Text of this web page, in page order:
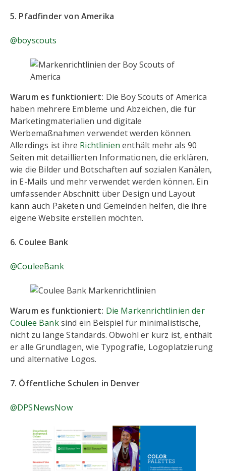
5. Pfadfinder von Amerika
@boyscouts
Warum es funktioniert: Die Boy Scouts of America
haben mehrere Embleme und Abzeichen, die für
Marketingmaterialien und digitale
Werbemaßnahmen verwendet werden können.
Allerdings ist ihre Richtlinien enthält mehr als 90
Seiten mit detaillierten Informationen, die erklären,
wie die Bilder und Botschaften auf sozialen Kanälen,
in E-Mails und mehr verwendet werden können. Ein
umfassender Abschnitt über Design und Layout
kann auch Paketen und Gemeinden helfen, die ihre
eigene Website erstellen möchten.
6. Coulee Bank
@CouleeBank
Warum es funktioniert: Die Markenrichtlinien der
Coulee Banksind ein Beispiel für minimalistische,
nicht zu lange Standards. Obwohl er kurz ist, enthält
er alle Grundlagen, wie Typografie, Logoplatzierung
und alternative Logos.
7. Öffentliche Schulen in Denver
@DPSNewsNow